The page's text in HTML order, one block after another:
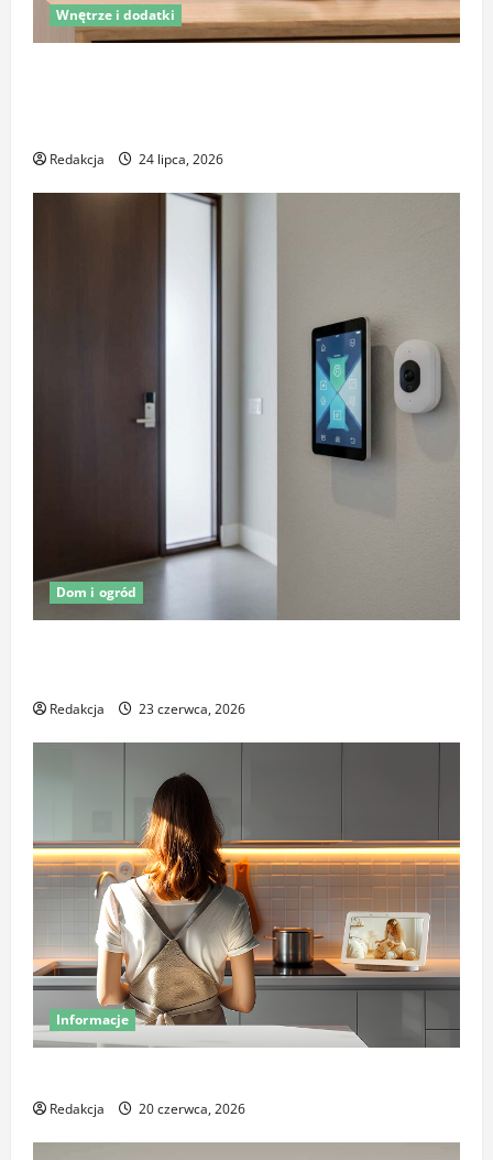
Wnętrze i dodatki
Redakcja 24 lipca, 2026
Dom i ogród
Redakcja 23 czerwca, 2026
Informacje
Redakcja 20 czerwca, 2026